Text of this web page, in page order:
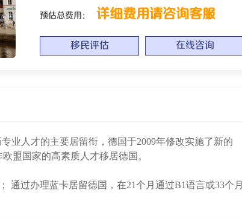
预估总费用： 详细费用请咨询客服
移民评估 在线咨询
业人才的主要居留衔，德国于2009年修改实施了新的
盟国家的高素质人才移居德国。
通过办理蓝卡居留德国，在21个月通过B1语言或33个月